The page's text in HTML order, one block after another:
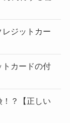
ジットカー
トカードの付
？【正しい